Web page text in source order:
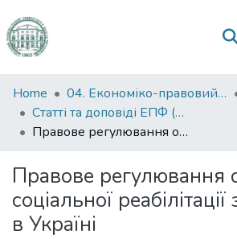
Communities
&
Collections
Statistics
Home 04. Економіко-правовий факультет
Статті та доповіді ЕПФ (Правові науки)
Правове регулювання організації соціальної реабілітації засуджених в Україні
Правове регулювання
соціальної
в Україні